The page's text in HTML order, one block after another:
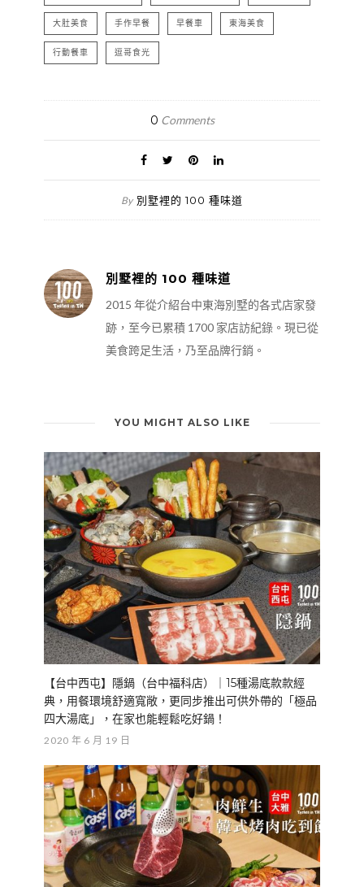
大肚美食 手作早餐 早餐車 東海美食
行動餐車 逗哥食光
0 Comments
By 別墅裡的 100 種味道
別墅裡的 100 種味道
2015 年從介紹台中東海別墅的各式店家發
跡，至今已累積 1700 家店訪紀錄。現已從
美食跨足生活，乃至品牌行銷。
YOU MIGHT ALSO LIKE
【台中西屯】隱鍋（台中福科店）｜15種湯底款款經
典，用餐環境舒適寬敞，更同步推出可供外帶的「極品
四大湯底」，在家也能輕鬆吃好鍋！
2020 年 6 月 19 日